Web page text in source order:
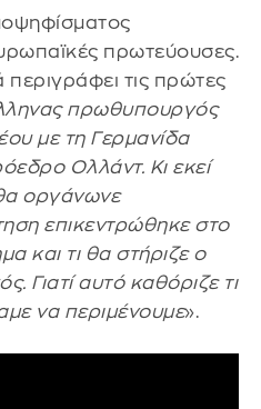
πρωτεύουσες.
τις πρώτες
πρωθυπουργός
με τη Γερμανίδα
Ολλάντ. Κι εκεί
οργάνωνε
επικεντρώθηκε στο
και τι θα στήριζε ο
Γιατί αυτό καθόριζε τι
να περιμένουμε».